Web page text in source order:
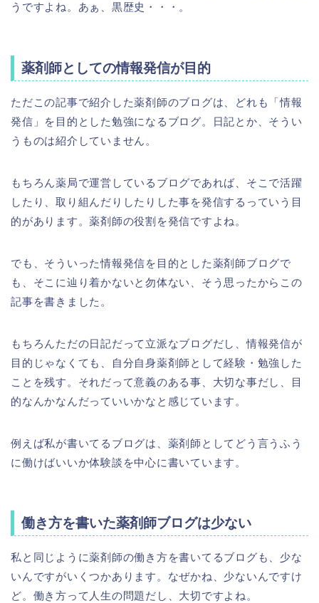
うですよね。あぁ、黒歴史・・・。
薬剤師としての情報発信が目的
ただこの記事で紹介した薬剤師のブログは、どれも「情報
発信」を目的とした勉強になるブログ。日記とか、そうい
うものは紹介していません。
もちろん薬局で運営しているブログであれば、そこで活躍
したり、取り組んだりしたりした事を発信するっていう目
的があります。薬剤師の役割を発信ですよね。
でも、そういった情報発信を目的とした薬剤師ブログで
も、そこに辿り着かないと勿体ない、そう思ったからこの
記事を書きました。
もちろんただの日記だって立派なブログだし、情報発信が
目的じゃなくても、自分自身薬剤師として経験・勉強した
ことを残す。それだって意義のある事、大切な事だし、目
的なんかなんだっていいかなと感じています。
例えば私が書いてるブログは、薬剤師としてどう言うふう
に働けばいいか体験談を中心に書いています。
働き方を書いた薬剤師ブログは少ない
私と同じように薬剤師の働き方を書いてるブログも、少な
いんですがいくつかあります。なぜかね、少ないんですけ
ど。働き方って人生の問題だし、大切ですよね。